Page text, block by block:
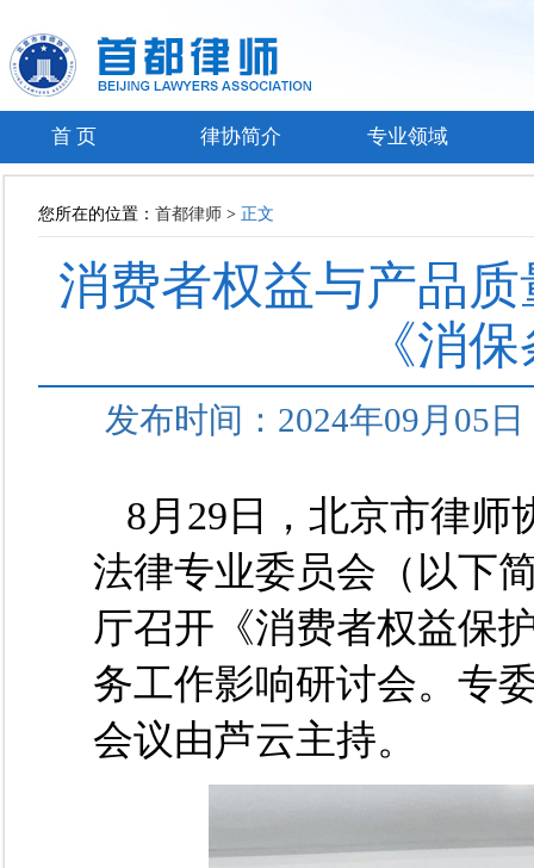
首 页 律协简介 专业领域
您所在的位置： 首都律师 > 正文
消费者权益与产品
《消
发布时间：2024年09月
8月29日，北京市律师
法律专业委员会（以下
厅召开《消费者权益保
务工作影响研讨会。专
会议由芦云主持。